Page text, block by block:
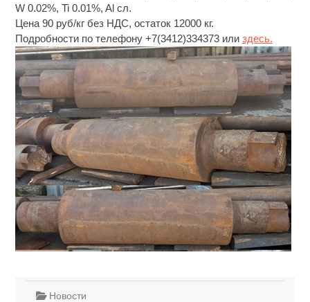
W 0.02%, Ti 0.01%, Al сл.
Цена 90 руб/кг без НДС, остаток 12000 кг.
Подробности по телефону +7(3412)334373 или здесь.
Новости